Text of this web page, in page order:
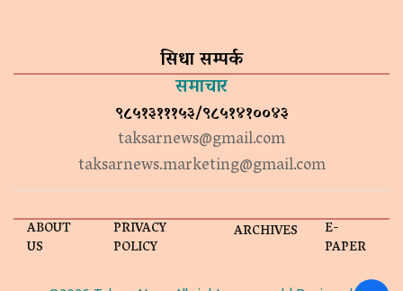
सिधा सम्पर्क
समाचार
९८५१३१११५३/९८५१४१००४३
taksarnews@gmail.com
taksarnews.marketing@gmail.com
ABOUT
US
PRIVACY
POLICY
ARCHIVES E-
PAPER